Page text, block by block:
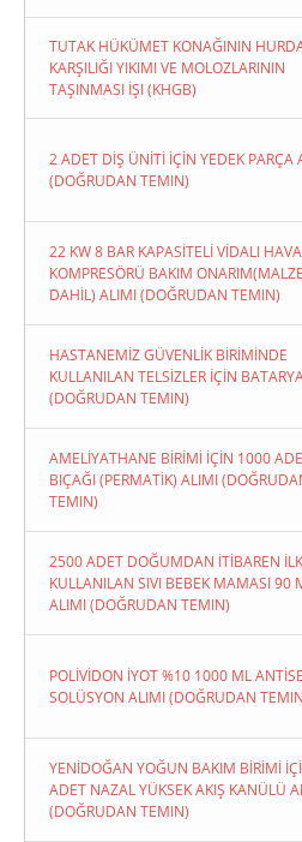
TUTAK HÜKÜMET KONAĞININ
KARŞILIĞI YIKIMI VE MOLOZLARININ
TAŞINMASI İŞI (KHGB)
2 ADET DİŞ ÜNİTİ İÇİN YEDEK PARÇA
(DOĞRUDAN TEMIN)
22 KW 8 BAR KAPASİTELİ VİDALI HAVA
KOMPRESÖRÜ BAKIM
DAHİL) ALIMI (DOĞRUDAN TEMIN)
HASTANEMİZ GÜVENLİK BİRİMİNDE
KULLANILAN TELSİZLER İÇİN
(DOĞRUDAN TEMIN)
AMELİYATHANE BİRİMİ İÇİN 1000
BIÇAĞI (PERMATİK) ALIMI
TEMIN)
2500 ADET DOĞUMDAN İTİBAREN
KULLANILAN SIVI BEBEK MAMASI 90
ALIMI (DOĞRUDAN TEMIN)
POLİVİDON İYOT %10 1000 ML
SOLÜSYON ALIMI (DOĞRUDAN
YENİDOĞAN YOĞUN BAKIM BİRİMİ
ADET NAZAL YÜKSEK AKIŞ KANÜLÜ
(DOĞRUDAN TEMIN)